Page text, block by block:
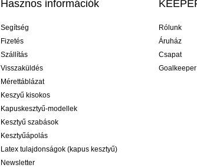
Hasznos információk
Segítség
Fizetés
Szállítás
Visszaküldés
Mérettáblázat
Keszyű kisokos
Kapuskesztyű-modellek
Kesztyű szabások
Kesztyűápolás
Latex tulajdonságok (kapus kesztyű)
Newsletter
Rólunk
Áruház
Csapat